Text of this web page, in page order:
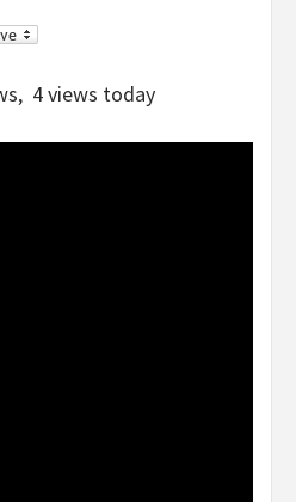
4 views today